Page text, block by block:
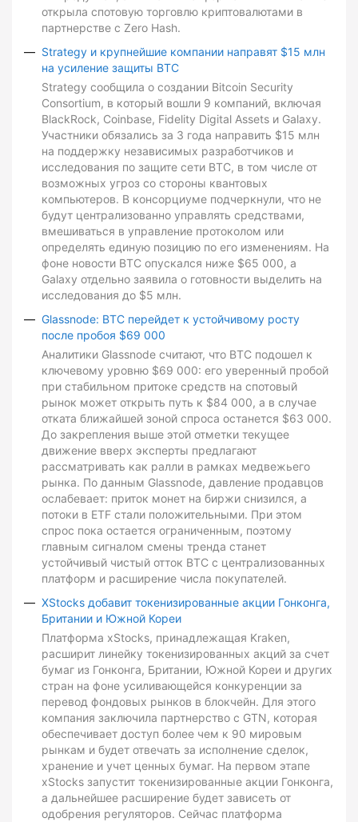
открыла спотовую торговлю криптовалютами в
партнерстве с Zero Hash.
Strategy и крупнейшие компании направят $15 млн
на усиление защиты BTC
Strategy сообщила о создании Bitcoin Security
Consortium, в который вошли 9 компаний, включая
BlackRock, Coinbase, Fidelity Digital Assets и Galaxy.
Участники обязались за 3 года направить $15 млн
на поддержку независимых разработчиков и
исследования по защите сети BTC, в том числе от
возможных угроз со стороны квантовых
компьютеров. В консорциуме подчеркнули, что не
будут централизованно управлять средствами,
вмешиваться в управление протоколом или
определять единую позицию по его изменениям. На
фоне новости BTC опускался ниже $65 000, а
Galaxy отдельно заявила о готовности выделить на
исследования до $5 млн.
Glassnode: BTC перейдет к устойчивому росту
после пробоя $69 000
Аналитики Glassnode считают, что BTC подошел к
ключевому уровню $69 000: его уверенный пробой
при стабильном притоке средств на спотовый
рынок может открыть путь к $84 000, а в случае
отката ближайшей зоной спроса останется $63 000.
До закрепления выше этой отметки текущее
движение вверх эксперты предлагают
рассматривать как ралли в рамках медвежьего
рынка. По данным Glassnode, давление продавцов
ослабевает: приток монет на биржи снизился, а
потоки в ETF стали положительными. При этом
спрос пока остается ограниченным, поэтому
главным сигналом смены тренда станет
устойчивый чистый отток BTC с централизованных
платформ и расширение числа покупателей.
XStocks добавит токенизированные акции Гонконга,
Британии и Южной Кореи
Платформа xStocks, принадлежащая Kraken,
расширит линейку токенизированных акций за счет
бумаг из Гонконга, Британии, Южной Кореи и других
стран на фоне усиливающейся конкуренции за
перевод фондовых рынков в блокчейн. Для этого
компания заключила партнерство с GTN, которая
обеспечивает доступ более чем к 90 мировым
рынкам и будет отвечать за исполнение сделок,
хранение и учет ценных бумаг. На первом этапе
xStocks запустит токенизированные акции Гонконга,
а дальнейшее расширение будет зависеть от
одобрения регуляторов. Сейчас платформа